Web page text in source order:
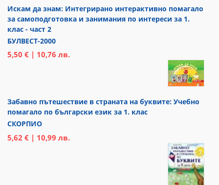
Искам да знам: Интегрирано интерактивно помагало
за самоподготовка и занимания по интереси за 1.
клас - част 2
БУЛВЕСТ-2000
5,50 € | 10,76 лв.
Забавно пътешествие в страната на буквите: Учебно
помагало по български език за 1. клас
СКОРПИО
5,62 € | 10,99 лв.